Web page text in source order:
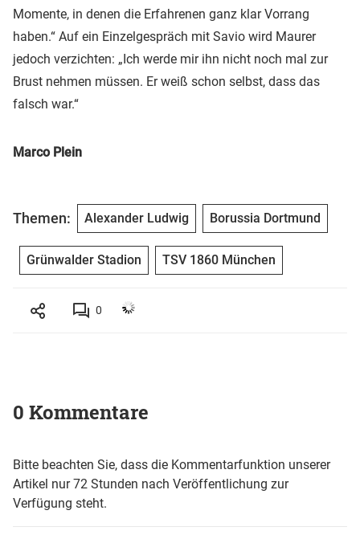
Momente, in denen die Erfahrenen ganz klar Vorrang
haben.“ Auf ein Einzelgespräch mit Savio wird Maurer
jedoch verzichten: „Ich werde mir ihn nicht noch mal zur
Brust nehmen müssen. Er weiß schon selbst, dass das
falsch war.“
Marco Plein
Themen: Alexander Ludwig Borussia Dortmund
Grünwalder Stadion TSV 1860 München
0
0 Kommentare
Bitte beachten Sie, dass die Kommentarfunktion unserer
Artikel nur 72 Stunden nach Veröffentlichung zur
Verfügung steht.